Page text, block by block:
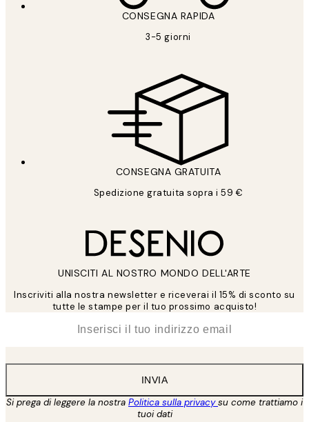
CONSEGNA RAPIDA
3-5 giorni
CONSEGNA GRATUITA
Spedizione gratuita sopra i 59 €
UNISCITI AL NOSTRO MONDO DELL'ARTE
Inscriviti alla nostra newsletter e riceverai il 15% di sconto su
tutte le stampe per il tuo prossimo acquisto!
INVIA
Si prega di leggere la nostra Politica sulla privacysu come trattiamo i
tuoi dati